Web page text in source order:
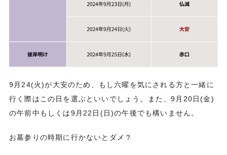
9月24(火)が大安のため、もし六曜を気にされる方と一緒に
行く際はこの日を選ぶといいでしょう。また、9月20日(金)
の午前中もしくは9月22日(日)の午後でも構いません。
お墓参りの時期に行かないとダメ？